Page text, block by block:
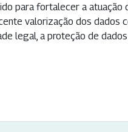
para fortalecer a
valorização dos dados
legal, a proteção de